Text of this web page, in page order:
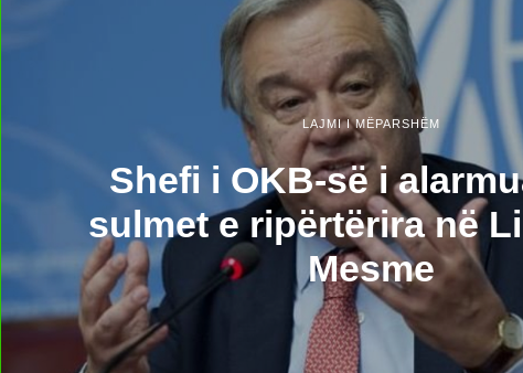
LAJMI I MËPARSHËM
Shefi i OKB-së i
sulmet e ripërtërira në
Mesme